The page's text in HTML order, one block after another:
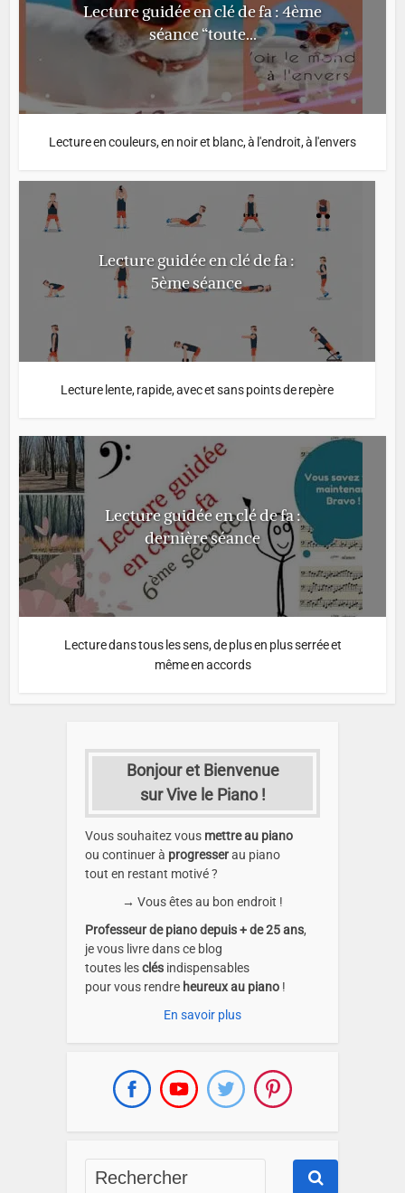
Lecture guidée en clé de fa : 4ème
séance “toute...
Lecture en couleurs, en noir et blanc, à l'endroit, à l'envers
Lecture guidée en clé de fa :
5ème séance
Lecture lente, rapide, avec et sans points de repère
Lecture guidée en clé de fa :
dernière séance
Lecture dans tous les sens, de plus en plus serrée et
même en accords
Bonjour et Bienvenue
sur Vive le Piano !
Vous souhaitez vous mettre au piano
ou continuer à progresserau piano
tout en restant motivé ?
→ Vous êtes au bon endroit !
Professeur de piano depuis + de 25 ans,
je vous livre dans ce blog
toutes lesclés indispensables
pour vous rendre heureux au piano !
En savoir plus